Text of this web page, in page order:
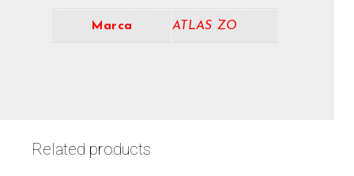
Marca ATLAS ZO
Related products